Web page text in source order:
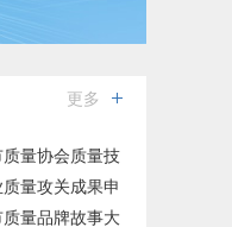
更多
质量协会质量技
量攻关成果申
质量品牌故事大